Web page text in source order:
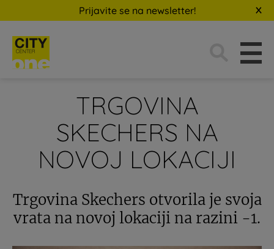
Prijavite se na newsletter!
TRGOVINA
SKECHERS NA
NOVOJ LOKACIJI
Trgovina Skechers otvorila je svoja
vrata na novoj lokaciji na razini -1.